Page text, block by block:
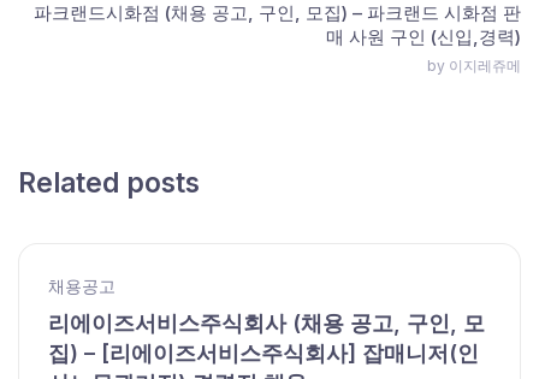
파크랜드시화점 (채용 공고, 구인, 모집) – 파크랜드 시화점 판
매 사원 구인 (신입,경력)
by 이지레쥬메
Related posts
채용공고
리에이즈서비스주식회사 (채용 공고, 구인, 모
집) – [리에이즈서비스주식회사] 잡매니저(인